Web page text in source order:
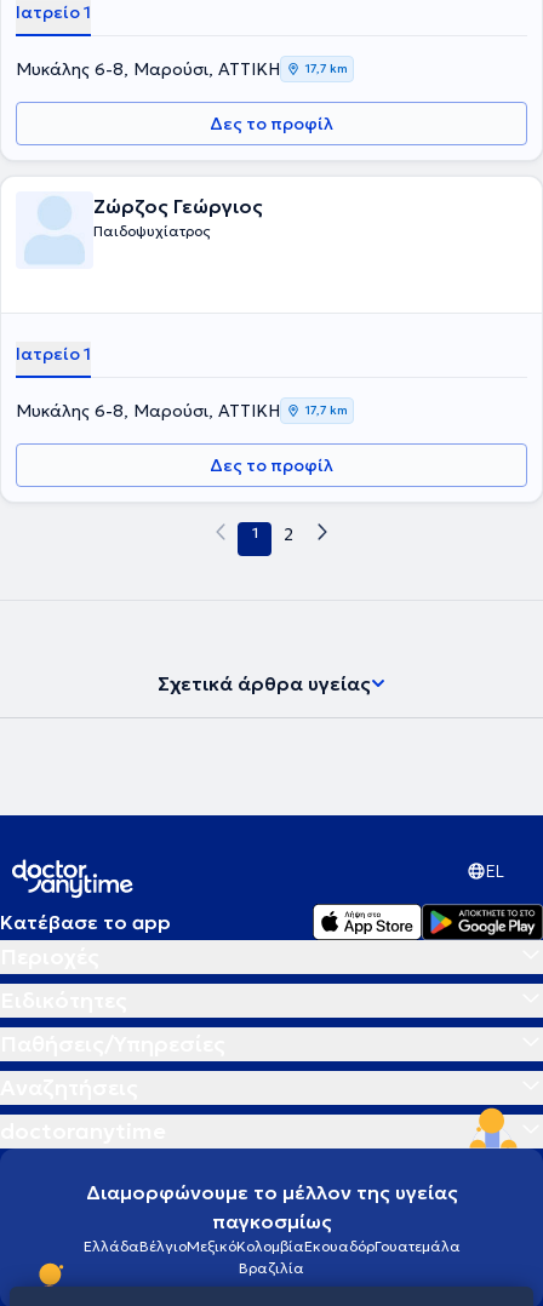
Ιατρείο 1
Μυκάλης 6-8, Μαρούσι, ΑΤΤΙΚΗ 17,7 km
Δες το προφίλ
Ζώρζος Γεώργιος
Παιδοψυχίατρος
Ιατρείο 1
Μυκάλης 6-8, Μαρούσι, ΑΤΤΙΚΗ 17,7 km
Δες το προφίλ
1 2
Σχετικά άρθρα υγείας
EL
Κατέβασε το app
Διαμορφώνουμε το μέλλον της υγείας
παγκοσμίως
ΕλλάδαΒέλγιοΜεξικόΚολομβίαΕκουαδόρΓουατεμάλα
Βραζιλία